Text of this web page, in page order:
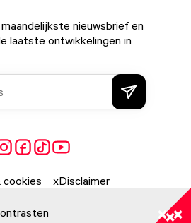
nieuwsbrief en
laatste ontwikkelingen in
cookies Disclaimer